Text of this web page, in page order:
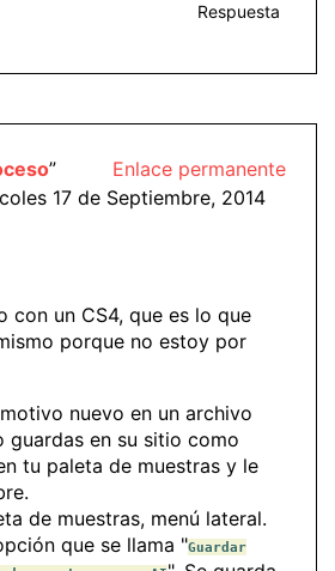
Respuesta
Enlace permanente
”
17 de Septiembre, 2014
con un CS4, que es lo que
porque no estoy por
nuevo en un archivo
guardas en su sitio como
tu paleta de muestras y le
de muestras, menú lateral.
que se llama "Guardar